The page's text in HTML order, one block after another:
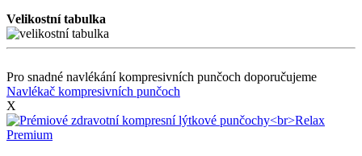
Velikostní tabulka
Pro snadné navlékání kompresivních punčoch doporučujeme
Navlékač kompresivních punčoch
X